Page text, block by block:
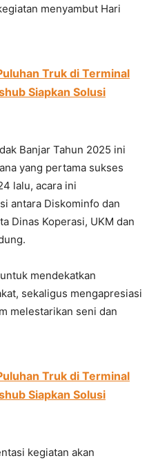
menyambut Hari
Truk di Terminal
Siapkan Solusi
Banjar Tahun 2025 ini
yang pertama sukses
lalu, acara ini
antara Diskominfo dan
Dinas Koperasi, UKM dan
mendekatkan
sekaligus mengapresiasi
melestarikan seni dan
Truk di Terminal
Siapkan Solusi
kegiatan akan